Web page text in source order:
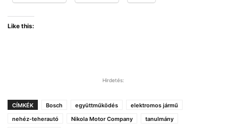
Like this:
Hirdetés:
CÍMKÉK Bosch együttműködés
elektromos jármű
nehéz-teherautó
Nikola Motor Company
tanulmány